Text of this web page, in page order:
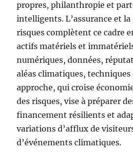
propres, philanthropie et
intelligents. L’assurance et
risques complètent ce cadre
actifs matériels et
numériques, données,
aléas climatiques,
approche, qui croise
des risques, vise à préparer
financement résilients et
variations d’afflux de
d’événements climatiques.